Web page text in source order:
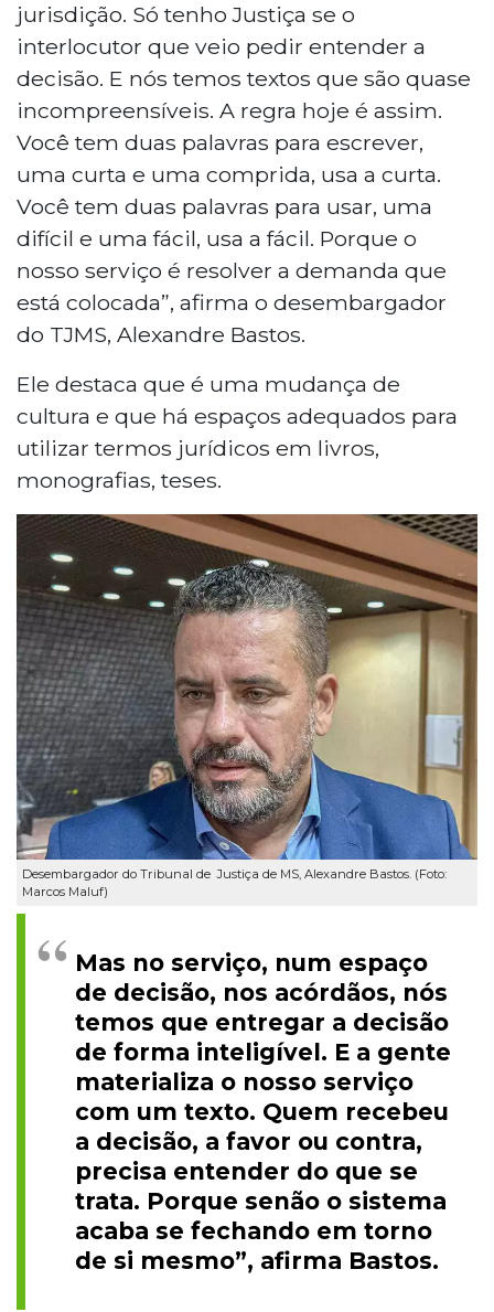
jurisdição. Só tenho Justiça se o
interlocutor que veio pedir entender a
decisão. E nós temos textos que são quase
incompreensíveis. A regra hoje é assim.
Você tem duas palavras para escrever,
uma curta e uma comprida, usa a curta.
Você tem duas palavras para usar, uma
difícil e uma fácil, usa a fácil. Porque o
nosso serviço é resolver a demanda que
está colocada”, afirma o desembargador
do TJMS, Alexandre Bastos.
Ele destaca que é uma mudança de
cultura e que há espaços adequados para
utilizar termos jurídicos em livros,
monografias, teses.
Desembargador do Tribunal de Justiça de MS, Alexandre Bastos. (Foto:
Marcos Maluf)
Mas no serviço, num espaço
de decisão, nos acórdãos, nós
temos que entregar a decisão
de forma inteligível. E a gente
materializa o nosso serviço
com um texto. Quem recebeu
a decisão, a favor ou contra,
precisa entender do que se
trata. Porque senão o sistema
acaba se fechando em torno
de si mesmo”, afirma Bastos.